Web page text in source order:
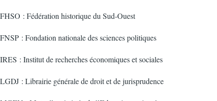
FHSO : Fédération historique du Sud-Ouest
FNSP : Fondation nationale des sciences politiques
IRES : Institut de recherches économiques et sociales
LGDJ : Librairie générale de droit et de jurisprudence